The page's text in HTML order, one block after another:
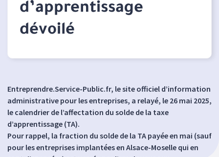
d’apprentissage
dévoilé
Entreprendre.Service-Public.fr, le site officiel d’information
administrative pour les entreprises, a relayé, le 26 mai 2025,
le calendrier de l’affectation du solde de la taxe
d’apprentissage (TA).
Pour rappel, la fraction du solde de la TA payée en mai (sauf
pour les entreprises implantées en Alsace-Moselle qui en